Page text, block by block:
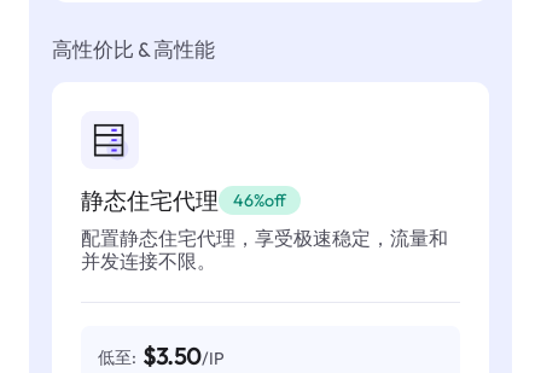
高性价比 & 高性能
静态住宅代理 46%off
配置静态住宅代理，享受极速稳定，流量和
并发连接不限。
低至: $3.50/IP